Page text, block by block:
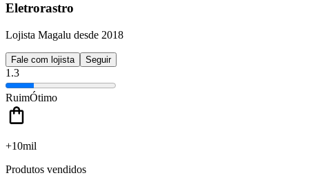
Eletrorastro
Lojista Magalu desde 2018
Fale com lojista Seguir
1.3
RuimÓtimo
+10mil
Produtos vendidos